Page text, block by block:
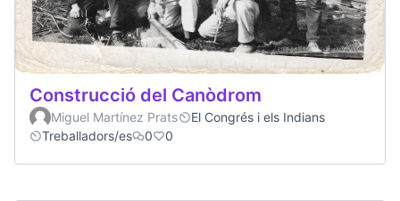
Construcció del Canòdrom
Miguel Martínez Prats
El Congrés i els Indians
Treballadors/es
0 0